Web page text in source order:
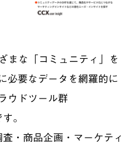
まな「コミュニティ」を
必要なデータを網羅的に
ウドツール群
。
・商品企画・マーケティ